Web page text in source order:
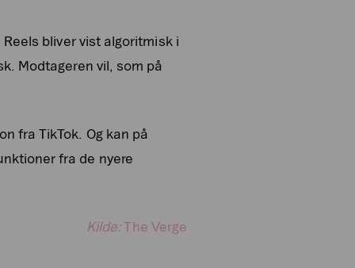
bliver vist algoritmisk i
Modtageren vil, som på
fra TikTok. Og kan på
fra de nyere
Kilde: The Verge